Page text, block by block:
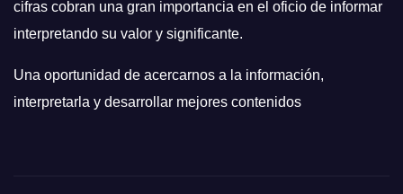
cifras cobran una gran importancia en el oficio de informar
interpretando su valor y significante.
Una oportunidad de acercarnos a la información,
interpretarla y desarrollar mejores contenidos